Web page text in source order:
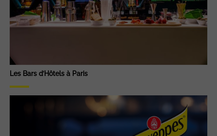
Les Bars d’Hôtels à Paris